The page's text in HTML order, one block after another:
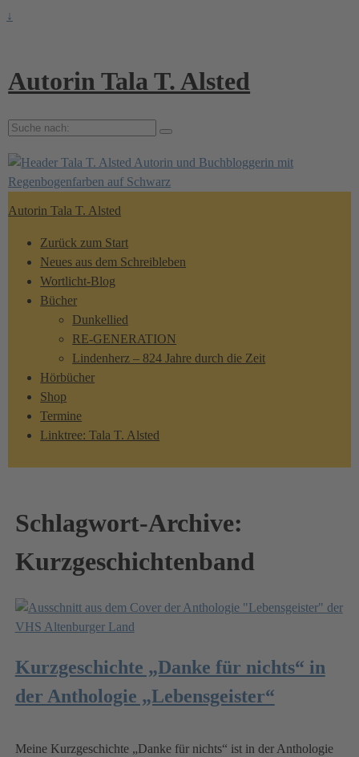
↓
Autorin Tala T. Alsted
Suche
Autorin Tala T. Alsted
Zurück zum Start
Neues aus dem Schreibleben
Wortlicht-Blog
Bücher
Dunkellied
RE-GENERATION
Lindenherz – 824 Jahre durch die Zeit
Hörbücher
Shop
Termine
Linktree: Tala T. Alsted
Schlagwort-Archive:
Kurzgeschichtenband
Kurzgeschichte „Danke für nichts“ in
der Anthologie „Lebensgeister“
Meine Kurzgeschichte „Danke für nichts“ ist in der Anthologie